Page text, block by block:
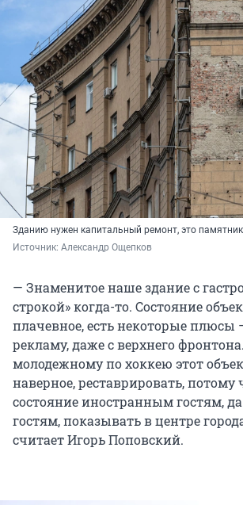
Зданию нужен капитальный ремонт, это памятник
Источник: Александр Ощепков
— Знаменитое наше здание с
строкой» когда-то. Состояние
плачевное, есть некоторые плюсы
рекламу, даже с верхнего
молодежному по хоккею этот
наверное, реставрировать, потому
состояние иностранным гостям,
гостям, показывать в центре
считает Игорь Поповский.